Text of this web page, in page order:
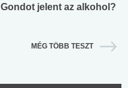
Gondot jelent az alkohol?
MÉG TÖBB TESZT